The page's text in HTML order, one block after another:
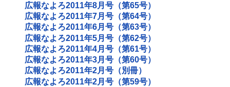
広報なよろ2011年8月号（第65号）
広報なよろ2011年7月号（第64号）
広報なよろ2011年6月号（第63号）
広報なよろ2011年5月号（第62号）
広報なよろ2011年4月号（第61号）
広報なよろ2011年3月号（第60号）
広報なよろ2011年2月号（別冊）
広報なよろ2011年2月号（第59号）